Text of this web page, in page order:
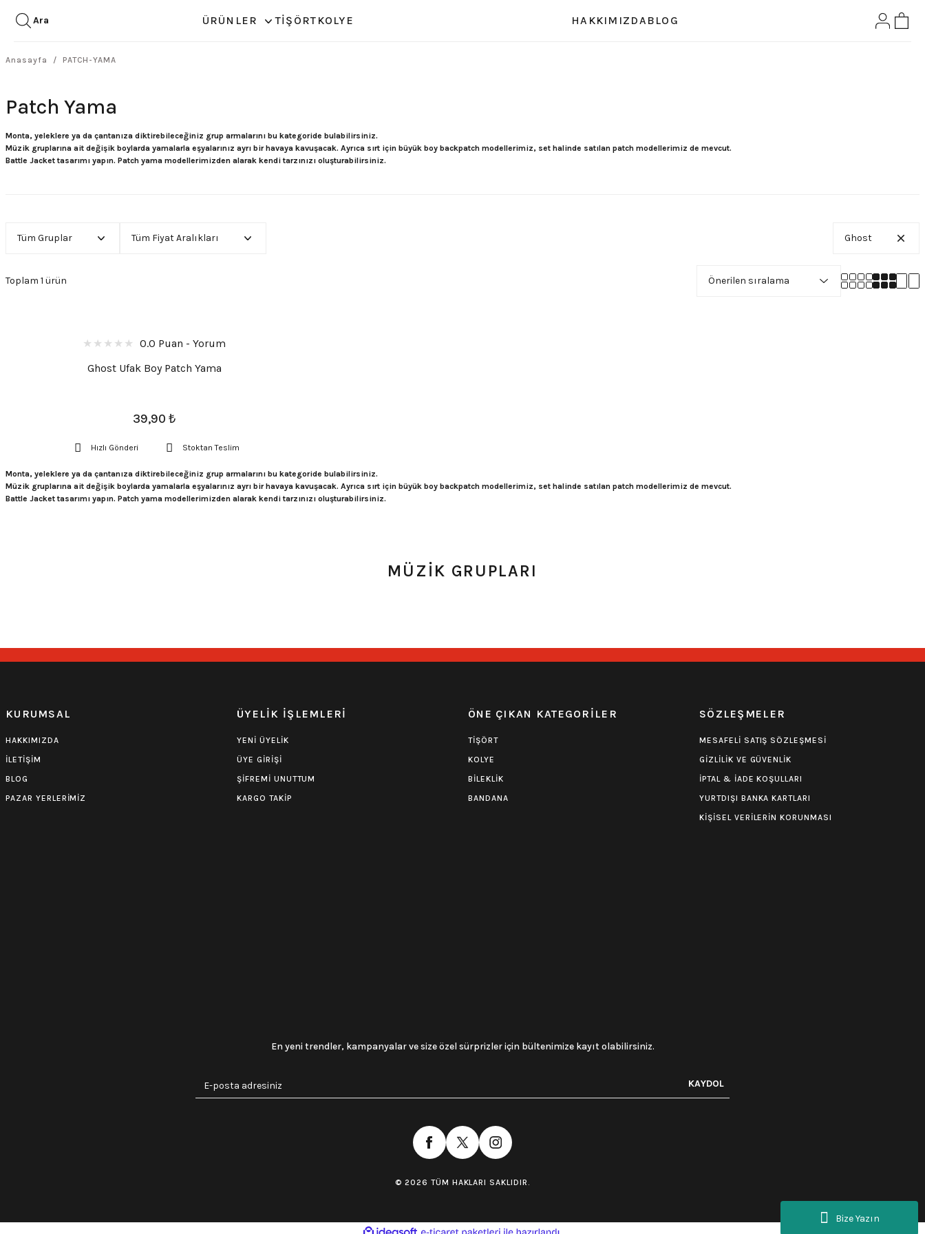
Bize Yazın
Ara ÜRÜNLER TİŞÖRT KOLYE HAKKIMIZDA BLOG
Anasayfa PATCH-YAMA
Patch Yama
Monta, yeleklere ya da çantanıza diktirebileceğiniz grup armalarını bu kategoride bulabilirsiniz.
Müzik gruplarına ait değişik boylarda yamalarla eşyalarınız ayrı bir havaya kavuşacak. Ayrıca sırt için büyük boy backpatch modellerimiz, set halinde satılan patch modellerimiz de mevcut.
Battle Jacket tasarımı yapın. Patch yama modellerimizden alarak kendi tarzınızı oluşturabilirsiniz.
Tüm Gruplar Tüm Fiyat Aralıkları Ghost
Toplam 1 ürün
0.0 Puan - Yorum
Ghost Ufak Boy Patch Yama
39,90 ₺
Hızlı Gönderi Stoktan Teslim
Monta, yeleklere ya da çantanıza diktirebileceğiniz grup armalarını bu kategoride bulabilirsiniz.
Müzik gruplarına ait değişik boylarda yamalarla eşyalarınız ayrı bir havaya kavuşacak. Ayrıca sırt için büyük boy backpatch modellerimiz, set halinde satılan patch modellerimiz de mevcut.
Battle Jacket tasarımı yapın. Patch yama modellerimizden alarak kendi tarzınızı oluşturabilirsiniz.
MÜZİK GRUPLARI
KURUMSAL
HAKKIMIZDA
İLETİŞİM
BLOG
PAZAR YERLERİMİZ
ÜYELİK İŞLEMLERİ
YENİ ÜYELİK
ÜYE GİRİŞİ
ŞİFREMİ UNUTTUM
KARGO TAKİP
ÖNE ÇIKAN KATEGORİLER
TİŞÖRT
KOLYE
BİLEKLİK
BANDANA
SÖZLEŞMELER
MESAFELİ SATIŞ SÖZLEŞMESİ
GİZLİLİK VE GÜVENLİK
İPTAL & İADE KOŞULLARI
YURTDIŞI BANKA KARTLARI
KİŞİSEL VERİLERİN KORUNMASI
En yeni trendler, kampanyalar ve size özel sürprizler için bültenimize kayıt olabilirsiniz.
KAYDOL
© 2026 TÜM HAKLARI SAKLIDIR.